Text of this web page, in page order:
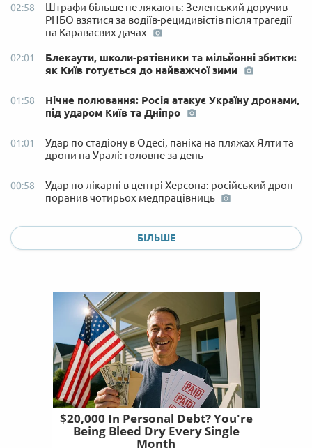
02:58
Штрафи більше не лякають: Зеленський доручив
РНБО взятися за водіїв-рецидивістів після трагедії
на Караваєвих дачах
02:01
Блекаути, школи-рятівники та мільйонні збитки:
як Київ готується до найважчої зими
01:58
Нічне полювання: Росія атакує Україну дронами,
під ударом Київ та Дніпро
01:01
Удар по стадіону в Одесі, паніка на пляжах Ялти та
дрони на Уралі: головне за день
00:58
Удар по лікарні в центрі Херсона: російський дрон
поранив чотирьох медпрацівниць
БІЛЬШЕ
$20,000 In Personal Debt? You're
Being Bleed Dry Every Single
Month